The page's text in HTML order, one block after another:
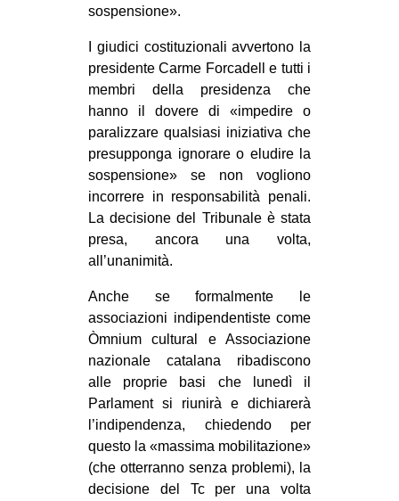
sospensione».
I giudici costituzionali avvertono la
presidente Carme Forcadell e tutti i
membri della presidenza che
hanno il dovere di «impedire o
paralizzare qualsiasi iniziativa che
presupponga ignorare o eludire la
sospensione» se non vogliono
incorrere in responsabilità penali.
La decisione del Tribunale è stata
presa, ancora una volta,
all’unanimità.
Anche se formalmente le
associazioni indipendentiste come
Òmnium cultural e Associazione
nazionale catalana ribadiscono
alle proprie basi che lunedì il
Parlament si riunirà e dichiarerà
l’indipendenza, chiedendo per
questo la «massima mobilitazione»
(che otterranno senza problemi), la
decisione del Tc per una volta